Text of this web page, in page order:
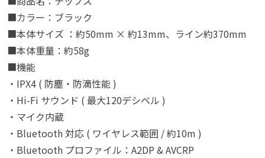
■カラー：ブラック
■本体サイズ ：約50mm × 約13mm、ライン約370mm
■本体重量：約58g
■機能
・IPX4 ( 防塵・防滴性能 )
・Hi-Fi サウンド ( 最大120デシベル )
・マイク内蔵
・Bluetooth 対応 ( ワイヤレス範囲 / 約10m )
・Bluetooth プロファイル：A2DP & AVCRP